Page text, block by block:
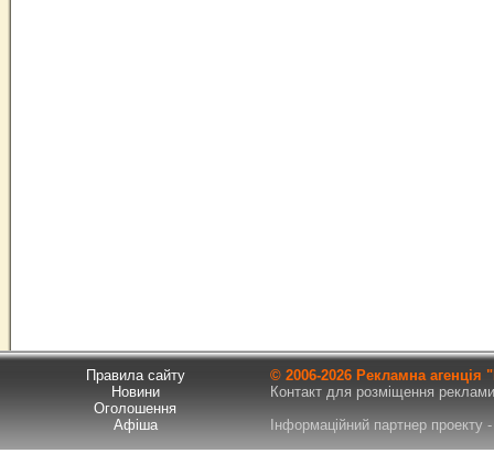
Правила сайту
Новини
Оголошення
Афіша
© 2006-2026 Рекламна
Контакт для розміщення
Інформаційний партнер проекту